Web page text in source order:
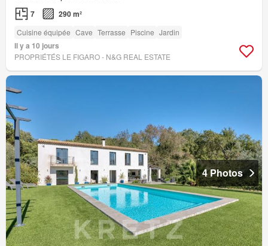
7 290 m²
Cuisine équipée Cave Terrasse Piscine Jardin
Il y a 10 jours
PROPRIÉTÉS LE FIGARO - N&G REAL ESTATE
4 Photos